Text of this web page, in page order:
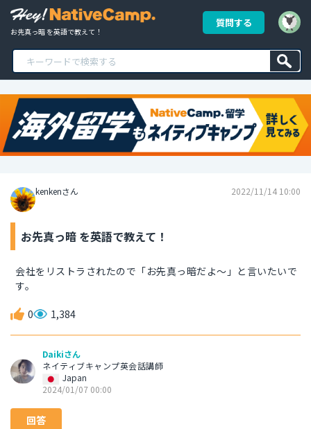
お先真っ暗 を英語で教えて！
質問する
kenkenさん 2022/11/14 10:00
お先真っ暗 を英語で教えて！
会社をリストラされたので「お先真っ暗だよ〜」と言いたいで
す。
0 1,384
Daikiさん
ネイティブキャンプ英会話講師
Japan
2024/01/07 00:00
回答